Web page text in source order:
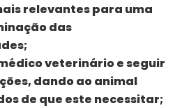
relevantes para uma
das
veterinário e seguir
dando ao animal
de que este necessitar;